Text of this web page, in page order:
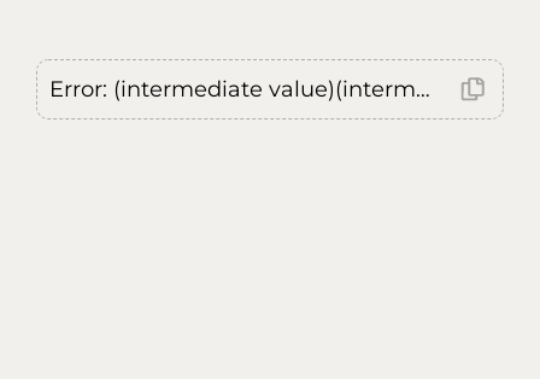
Error: (intermediate value)(intermediate value)(intermediate value).replaceAll is not a function